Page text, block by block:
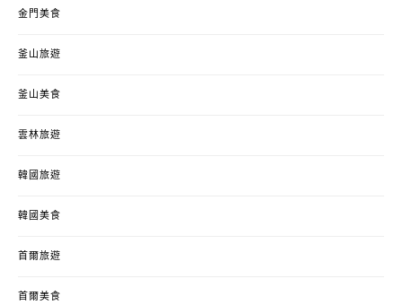
金門美食
釜山旅遊
釜山美食
雲林旅遊
韓國旅遊
韓國美食
首爾旅遊
首爾美食